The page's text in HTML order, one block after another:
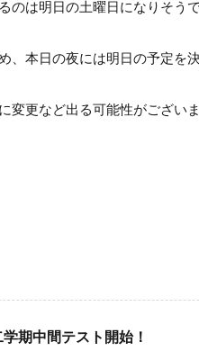
のは明日の土曜日になりそうで
、本日の夜には明日の予定を
変更など出る可能性がござい
学期中間テスト開始！